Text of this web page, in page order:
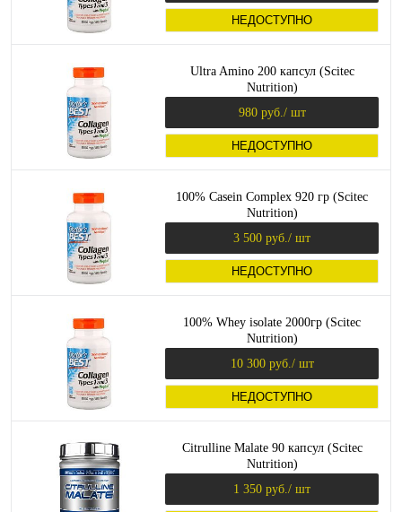
НЕДОСТУПНО
Ultra Amino 200 капсул (Scitec
Nutrition)
980 руб. / шт
НЕДОСТУПНО
100% Casein Complex 920 гр (Scitec
Nutrition)
3 500 руб. / шт
НЕДОСТУПНО
100% Whey isolate 2000гр (Scitec
Nutrition)
10 300 руб. / шт
НЕДОСТУПНО
Citrulline Malate 90 капсул (Scitec
Nutrition)
1 350 руб. / шт